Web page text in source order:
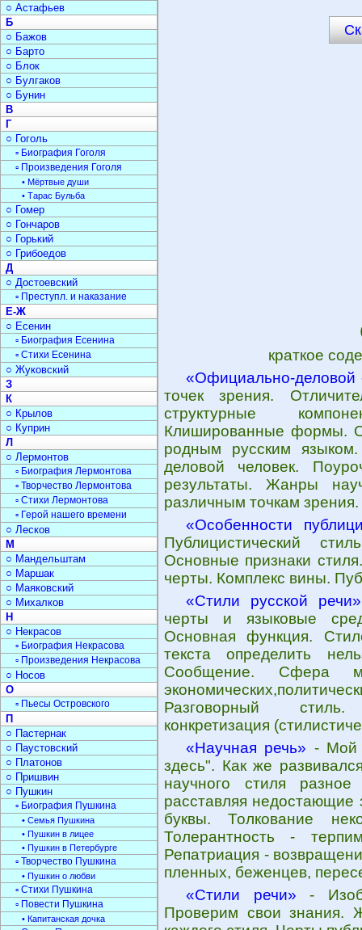
краткое
«Официально-деловой
точек зрения.
структурные
Клишированные формы.
родным русским
деловой человек.
результаты. Жанры
различным точкам
«Особенности
Публицистический
Основные признаки
черты. Комплекс вины.
«Стили русской речи»
черты и языковые
Основная функция.
текста определить
Сообщение. Сфера
Разговорный стиль.
конкретизация
«Научная речь» - Мой
здесь". Как же
научного стиля
расставляя недостающие
буквы. Толкование
Толерантность -
Репатриация -
пленных, беженцев,
«Стили речи» -
Проверим свои знания.
○ Астафьев
Б
○ Бажов
○ Барто
○ Блок
○ Булгаков
○ Бунин
В
Г
○ Гоголь
▫ Биография Гоголя
▫ Произведения Гоголя
• Мёртвые души
• Тарас Бульба
○ Гомер
○ Гончаров
○ Горький
○ Грибоедов
Д
○ Достоевский
▫ Преступл. и наказание
Е-Ж
○ Есенин
▫ Биография Есенина
▫ Стихи Есенина
○ Жуковский
З
К
○ Крылов
○ Куприн
Л
○ Лермонтов
▫ Биография Лермонтова
▫ Творчество Лермонтова
▫ Стихи Лермонтова
▫ Герой нашего времени
○ Лесков
М
○ Мандельштам
○ Маршак
○ Маяковский
○ Михалков
Н
○ Некрасов
▫ Биография Некрасова
▫ Произведения Некрасова
○ Носов
О
▫ Пьесы Островского
П
○ Пастернак
○ Паустовский
○ Платонов
○ Пришвин
○ Пушкин
▫ Биография Пушкина
• Семья Пушкина
• Пушкин в лицее
• Пушкин в Петербурге
▫ Творчество Пушкина
• Пушкин о любви
▫ Стихи Пушкина
▫ Повести Пушкина
• Капитанская дочка